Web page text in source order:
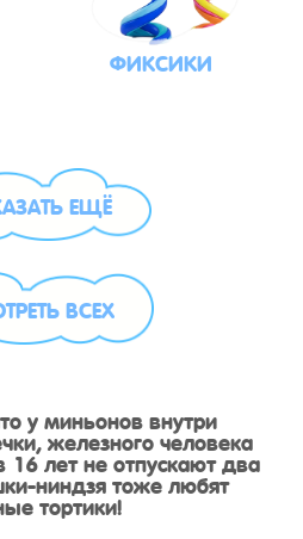
ФИКСИКИ
ЕЩЁ
ВСЕХ
у миньонов внутри
железного человека
лет не отпускают два
ниндзя тоже любят
тортики!